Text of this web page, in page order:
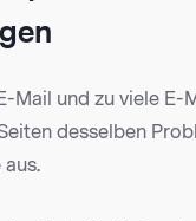
Mail und zu viele E-
desselben
aus.